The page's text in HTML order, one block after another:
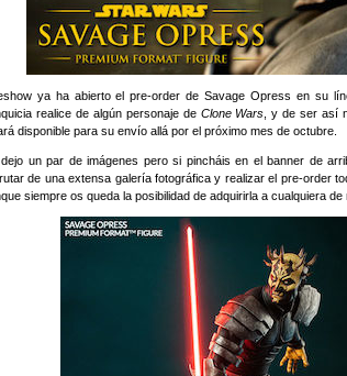
ya ha abierto el pre-order de Savage Opress en su
realice de algún personaje de Clone Wars , y de ser así
disponible para su envío allá por el próximo mes de octubre.
un par de imágenes pero si pincháis en el banner de
de una extensa galería fotográfica y realizar el pre-order
siempre os queda la posibilidad de adquirirla a cualquiera